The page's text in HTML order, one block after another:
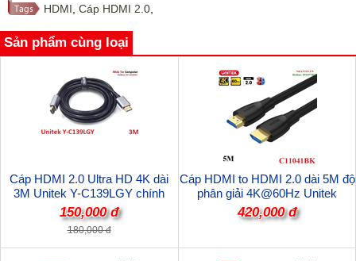
HDMI Cáp HDMI 2.0
Sản phẩm cùng loại
Cáp HDMI 2.0 Ultra HD 4K dài
3M Unitek Y-C139LGY chính
hãng
150,000 đ
180,000 đ
Cáp HDMI to HDMI 2.0 dài 5M độ
phân giải 4K@60Hz Unitek
C11041BK cao cấp
420,000 đ